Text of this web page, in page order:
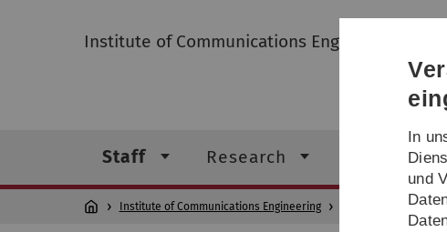
Institute of Communications Engineering
Staff Research Teaching
Institute of Communications Engineering Professors
In
und